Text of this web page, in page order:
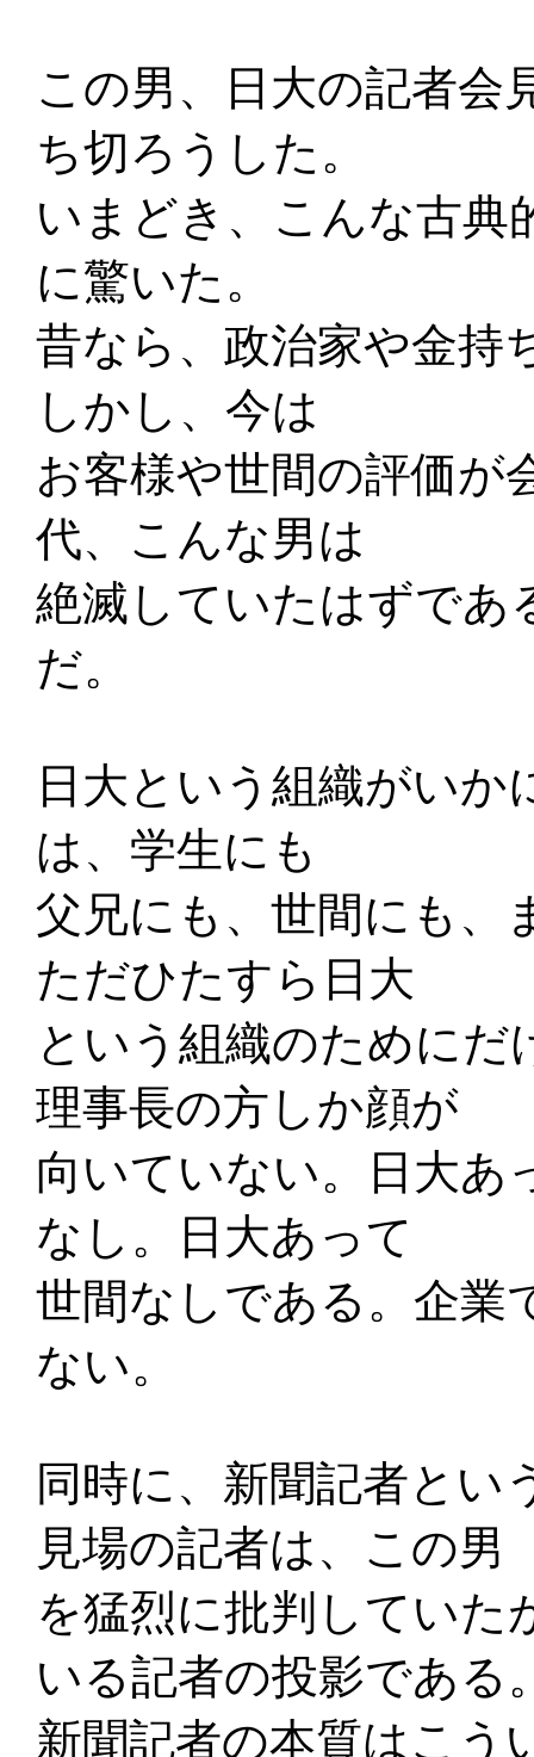
この男、日大の記者会
ち切ろうした。
いまどき、こんな古典
に驚いた。
昔なら、政治家や金持
しかし、今は
お客様や世間の評価が
代、こんな男は
絶滅していたはずであ
だ。
日大という組織がい
は、学生にも
父兄にも、世間にも、
ただひたすら日大
という組織のために
理事長の方しか顔が
向いていない。日大あ
なし。日大あって
世間なしである。企業
ない。
同時に、新聞記者とい
見場の記者は、この男
を猛烈に批判していた
いる記者の投影である
新聞記者の本質はこう